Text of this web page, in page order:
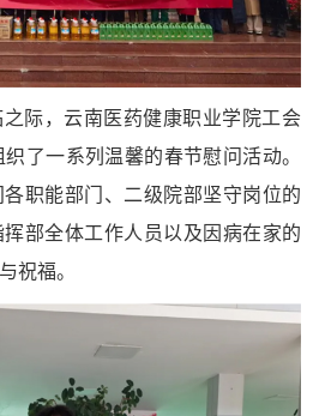
际，云南医药健康职业学院工会
了一系列温馨的春节慰问活动。
职能部门、二级院部坚守岗位的
部全体工作人员以及因病在家的
祝福。